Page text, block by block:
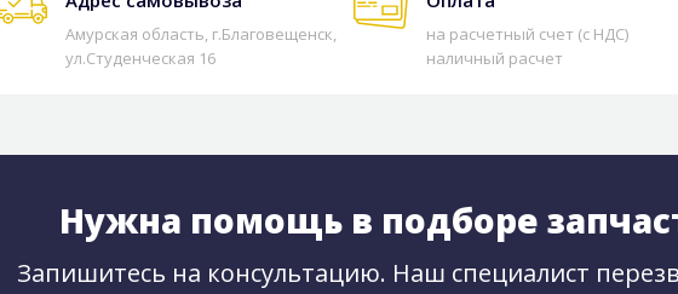
Амурская область, г.Благовещенск,
ул.Студенческая 16
на расчетный счет (с НДС)
наличный расчет
Нужна помощь в подборе
Запишитесь на консультацию. Наш специалист